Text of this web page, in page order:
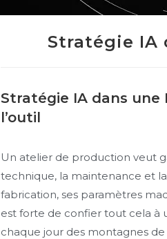
Stratégie IA
Stratégie IA dans une
l’outil
Un atelier de production veut
technique, la maintenance et
fabrication, ses paramètres
est forte de confier tout cela à
chaque jour des montagnes